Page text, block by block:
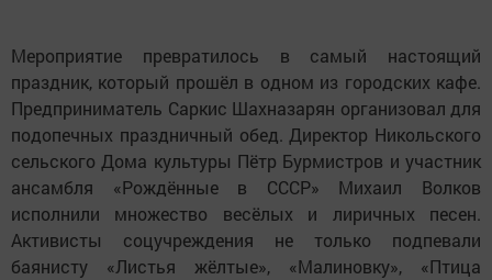
Мероприятие превратилось в самый настоящий
праздник, который прошёл в одном из городских кафе.
Предприниматель Саркис Шахназарян организовал для
подопечных праздничный обед. Директор Никольского
сельского Дома культуры Пётр Бурмистров и участник
ансамбля «Рождённые в СССР» Михаил Волков
исполнили множество весёлых и лиричных песен.
Активисты соцучреждения не только подпевали
баянисту «Листья жёлтые», «Малиновку», «Птица